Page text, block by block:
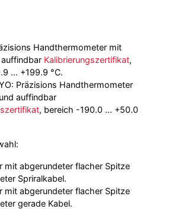
Handthermometer mit
Kalibrierungszertifikat,
... +199.9 °C.
Präzisions Handthermometer
auffindbar
, bereich -190.0 ... +50.0
mit abgerundeter flacher Spitze
Spriralkabel.
mit abgerundeter flacher Spitze
gerade Kabel.